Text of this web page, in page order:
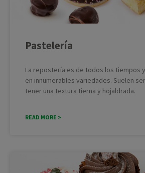
Pastelería
La repostería es de todos los tiempos
en innumerables variedades. Suelen
tener una textura tierna y hojaldrada.
READ MORE >